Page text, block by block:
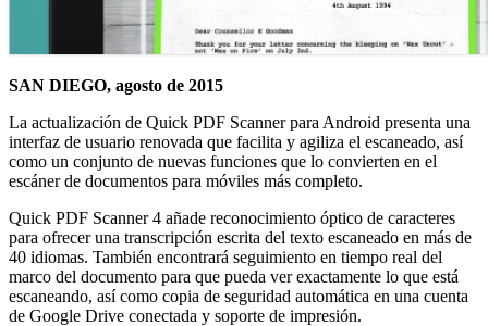
SAN DIEGO, agosto de 2015
La actualización de Quick PDF Scanner para Android presenta una
interfaz de usuario renovada que facilita y agiliza el escaneado, así
como un conjunto de nuevas funciones que lo convierten en el
escáner de documentos para móviles más completo.
Quick PDF Scanner 4 añade reconocimiento óptico de caracteres
para ofrecer una transcripción escrita del texto escaneado en más de
40 idiomas. También encontrará seguimiento en tiempo real del
marco del documento para que pueda ver exactamente lo que está
escaneando, así como copia de seguridad automática en una cuenta
de Google Drive conectada y soporte de impresión.